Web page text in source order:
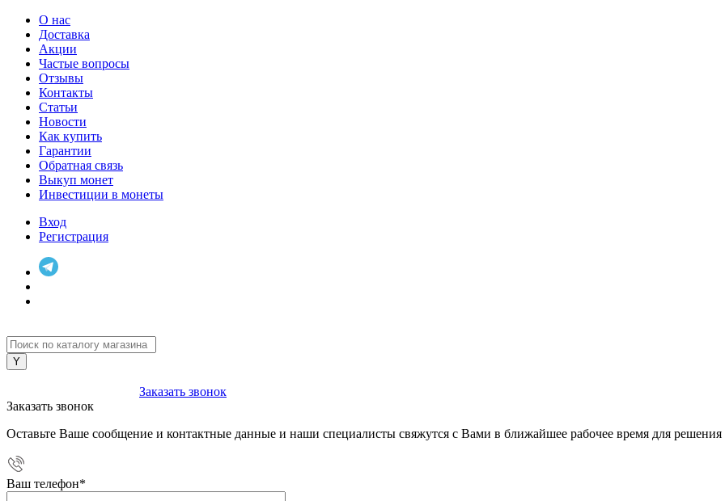
О нас
Доставка
Акции
Частые вопросы
Отзывы
Контакты
Статьи
Новости
Как купить
Гарантии
Обратная связь
Выкуп монет
Инвестиции в монеты
Вход
Регистрация
Заказать звонок
Заказать звонок
Оставьте Ваше сообщение и контактные данные и наши специалисты свяжутся с Вами в ближайшее рабочее время для
Ваш телефон*